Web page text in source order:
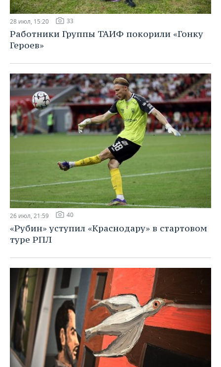
28 июл, 15:20 33
Работники Группы ТАИФ покорили «Гонку
Героев»
26 июл, 21:59 40
«Рубин» уступил «Краснодару» в стартовом
туре РПЛ